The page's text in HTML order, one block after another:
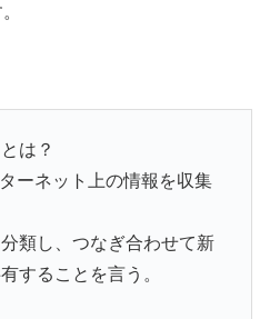
は？
ーネット上の情報を収集
類し、つなぎ合わせて新
することを言う。